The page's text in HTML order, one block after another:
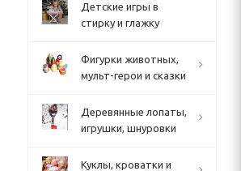
Детские игры в
стирку и глажку
Фигурки животных,
мульт-герои и сказки
Деревянные лопаты,
игрушки, шнуровки
Куклы, кроватки и